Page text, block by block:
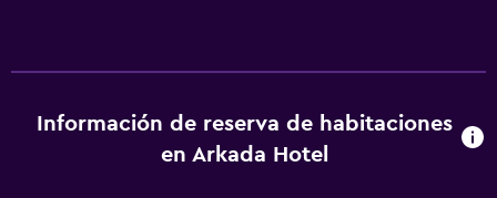
Información de reserva de habitaciones
en Arkada Hotel